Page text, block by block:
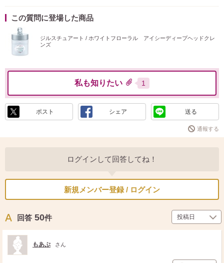
この質問に登場した商品
ジルスチュアート / ホワイトフローラル アイシーディープヘッドクレ
ンズ
私も知りたい 1
ポスト シェア 送る
通報する
ログインして回答してね！
新規メンバー登録 / ログイン
回答 50件
もあぷ さん